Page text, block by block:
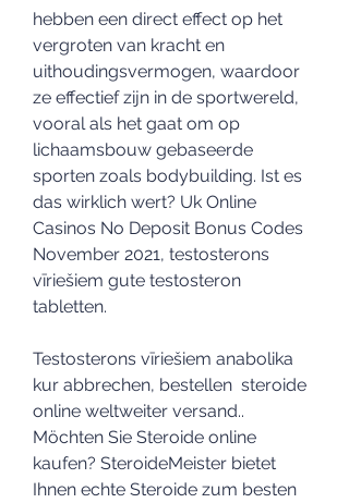
hebben een direct effect op het
vergroten van kracht en
uithoudingsvermogen, waardoor
ze effectief zijn in de sportwereld,
vooral als het gaat om op
lichaamsbouw gebaseerde
sporten zoals bodybuilding. Ist es
das wirklich wert? Uk Online
Casinos No Deposit Bonus Codes
November 2021, testosterons
vīriešiem gute testosteron
tabletten.
Testosterons vīriešiem anabolika
kur abbrechen, bestellen  steroide
online weltweiter versand..
Möchten Sie Steroide online
kaufen? SteroideMeister bietet
Ihnen echte Steroide zum besten